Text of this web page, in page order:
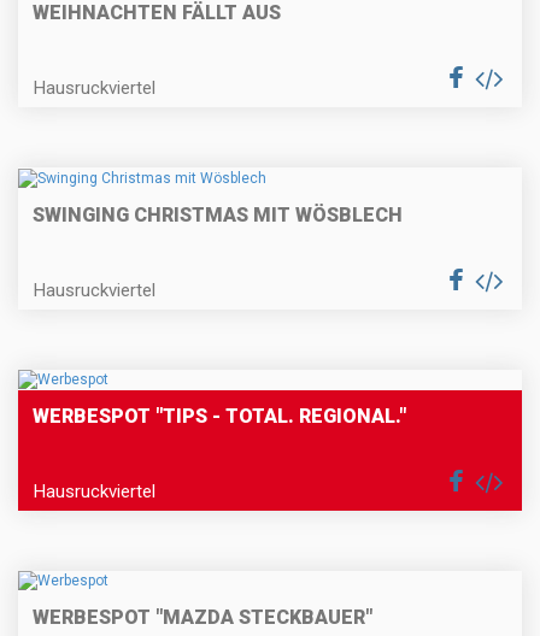
WEIHNACHTEN FÄLLT AUS
Hausruckviertel
SWINGING CHRISTMAS MIT WÖSBLECH
Hausruckviertel
WERBESPOT "TIPS - TOTAL. REGIONAL."
Hausruckviertel
WERBESPOT "MAZDA STECKBAUER"